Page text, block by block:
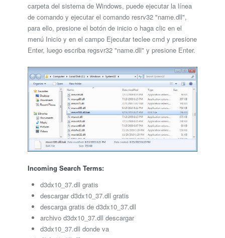
carpeta del sistema de Windows, puede ejecutar la línea
de comando y ejecutar el comando resrv32 "name.dll",
para ello, presione el botón de inicio o haga clic en el
menú Inicio y en el campo Ejecutar teclee cmd y presione
Enter, luego escriba regsvr32 "name.dll" y presione Enter.
Incoming Search Terms:
d3dx10_37.dll gratis
descargar d3dx10_37.dll gratis
descarga gratis de d3dx10_37.dll
archivo d3dx10_37.dll descargar
d3dx10_37.dll donde va